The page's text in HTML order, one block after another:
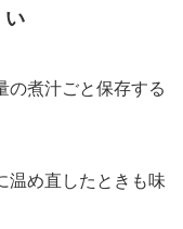
い
の煮汁ごと保存する
温め直したときも味